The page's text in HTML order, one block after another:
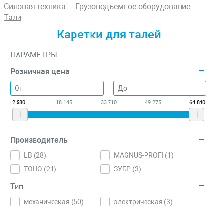
Силовая техника
Грузоподъемное оборудование
Тали
Каретки для талей
ПАРАМЕТРЫ
Розничная цена
2 580 18 145 33 710 49 275 64 840
Производитель
LB (28) MAGNUS-PROFI (1)
TOHO (21 ) ЗУБР (3)
Тип
механическая (50) электрическая (3)